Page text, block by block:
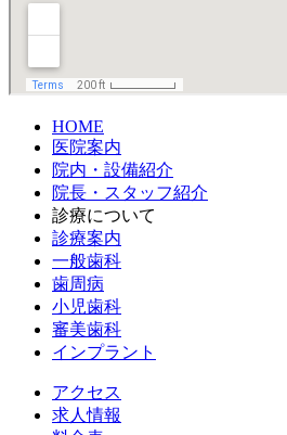
HOME
医院案内
院内・設備紹介
院長・スタッフ紹介
診療について
診療案内
一般歯科
歯周病
小児歯科
審美歯科
インプラント
アクセス
求人情報